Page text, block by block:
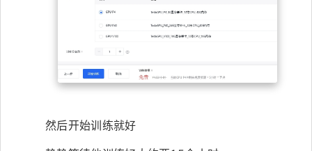
然后开始训练就好